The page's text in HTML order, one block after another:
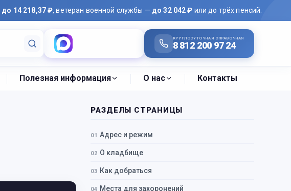
до 14 218,37 ₽, ветеран военной службы — до 32 042 ₽ или до трёх пенсий.
КРУГЛОСУТОЧНАЯ СПРАВОЧНАЯ
8 812 200 97 24
Полезная информация О нас Контакты
РАЗДЕЛЫ СТРАНИЦЫ
Адрес и режим
О кладбище
Как добраться
Места для захоронений